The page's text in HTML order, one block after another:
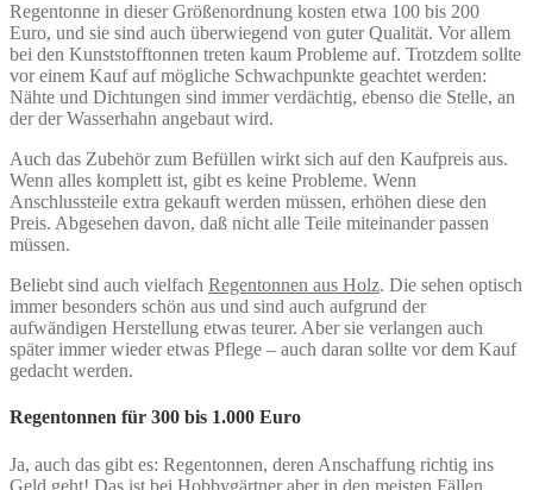
Regentonne in dieser Größenordnung kosten etwa 100 bis 200
Euro, und sie sind auch überwiegend von guter Qualität. Vor allem
bei den Kunststofftonnen treten kaum Probleme auf. Trotzdem sollte
vor einem Kauf auf mögliche Schwachpunkte geachtet werden:
Nähte und Dichtungen sind immer verdächtig, ebenso die Stelle, an
der der Wasserhahn angebaut wird.
Auch das Zubehör zum Befüllen wirkt sich auf den Kaufpreis aus.
Wenn alles komplett ist, gibt es keine Probleme. Wenn
Anschlussteile extra gekauft werden müssen, erhöhen diese den
Preis. Abgesehen davon, daß nicht alle Teile miteinander passen
müssen.
Beliebt sind auch vielfach Regentonnen aus Holz. Die sehen optisch
immer besonders schön aus und sind auch aufgrund der
aufwändigen Herstellung etwas teurer. Aber sie verlangen auch
später immer wieder etwas Pflege – auch daran sollte vor dem Kauf
gedacht werden.
Regentonnen für 300 bis 1.000 Euro
Ja, auch das gibt es: Regentonnen, deren Anschaffung richtig ins
Geld geht! Das ist bei Hobbygärtner aber in den meisten Fällen